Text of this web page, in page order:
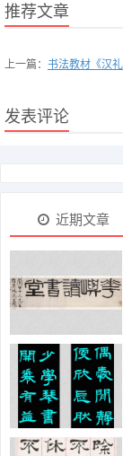
推荐文章
上一篇： 书法教材《汉
发表评论
近期文章